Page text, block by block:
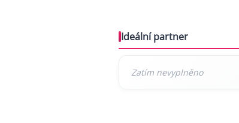
Ideální partner